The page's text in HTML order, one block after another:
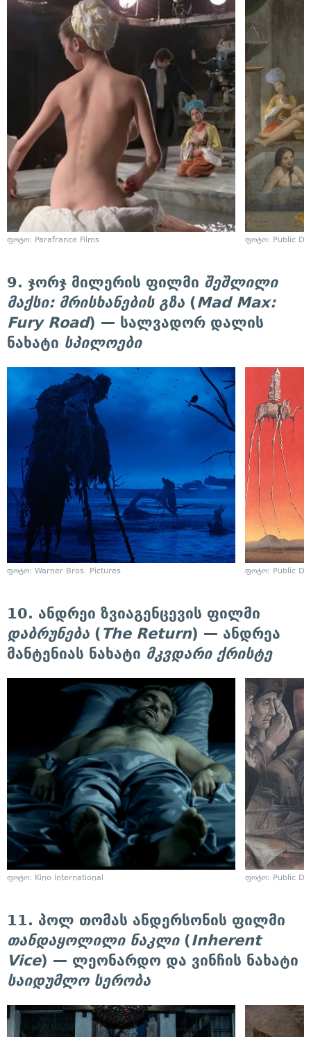
ფოტო: Parafrance Films ფოტო: Public
9. ჯორჯ მილერის ფილმი შეშლილი
მაქსი: მრისხანების გზა (Mad Max:
Fury Road) — სალვადორ დალის
ნახატი სპილოები
ფოტო: Warner Bros. Pictures ფოტო: Public
10. ანდრეი ზვიაგენცევის ფილმი
დაბრუნება ( The Return) — ანდრეა
მანტენიას ნახატი მკვდარი ქრისტე
ფოტო: Kino International ფოტო: Public
11. პოლ თომას ანდერსონის ფილმი
თანდაყოლილი ნაკლი(Inherent
Vice) — ლეონარდო და ვინჩის ნახატი
საიდუმლო სერობა